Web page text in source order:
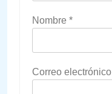
Nombre *
Correo electrónico